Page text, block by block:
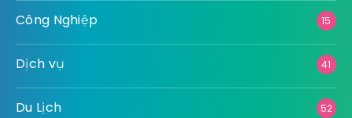
Công Nghiệp 15
Dịch vụ 41
Du Lịch 52